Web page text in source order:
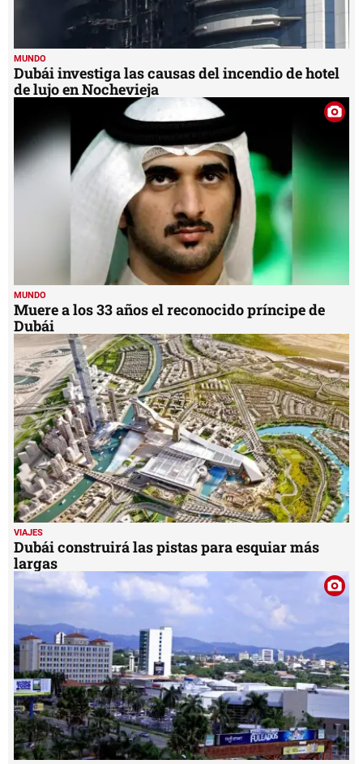
MUNDO
Dubái investiga las causas del incendio de hotel
de lujo en Nochevieja
MUNDO
Muere a los 33 años el reconocido príncipe de
Dubái
VIAJES
Dubái construirá las pistas para esquiar más
largas